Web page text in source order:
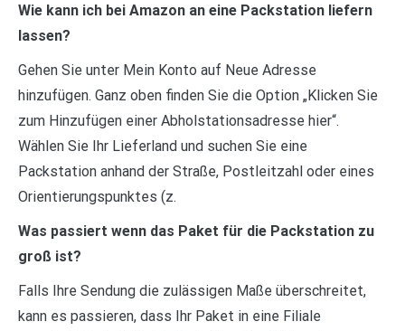
Wie kann ich bei Amazon an eine Packstation liefern
lassen?
Gehen Sie unter Mein Konto auf Neue Adresse
hinzufügen. Ganz oben finden Sie die Option „Klicken Sie
zum Hinzufügen einer Abholstationsadresse hier“.
Wählen Sie Ihr Lieferland und suchen Sie eine
Packstation anhand der Straße, Postleitzahl oder eines
Orientierungspunktes (z.
Was passiert wenn das Paket für die Packstation zu
groß ist?
Falls Ihre Sendung die zulässigen Maße überschreitet,
kann es passieren, dass Ihr Paket in eine Filiale